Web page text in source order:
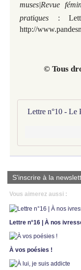
muses|Revue
pratiques :
http://
© Tous
Lettre n°10 - Le
S'inscrire à la
Vous aimerez aussi :
Lettre n°16 | À nos
À vos poésies !